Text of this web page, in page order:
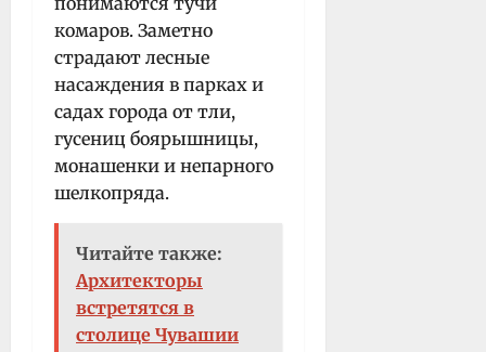
комаров. Заметно
страдают лесные
насаждения в парках и
садах города от тли,
гусениц боярышницы,
монашенки и непарного
шелкопряда.
Читайте также:
Архитекторы
встретятся в
столице Чувашии